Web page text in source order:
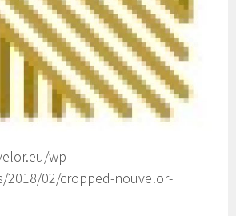
wp-
02/cropped-nouvelor-